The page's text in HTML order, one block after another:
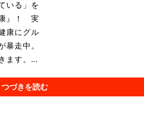
いる」を
康』！ 実
康にグル
暴走中。
ます。...
つづきを読む